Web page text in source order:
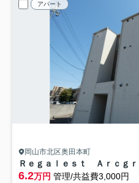
アパート
岡山市北区奥田本町
6.2万円 管理/共益費3,000円